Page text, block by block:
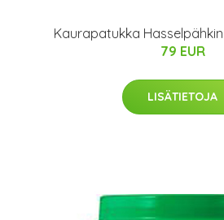
Kaurapatukka
79 EUR
LISÄTIETOJA